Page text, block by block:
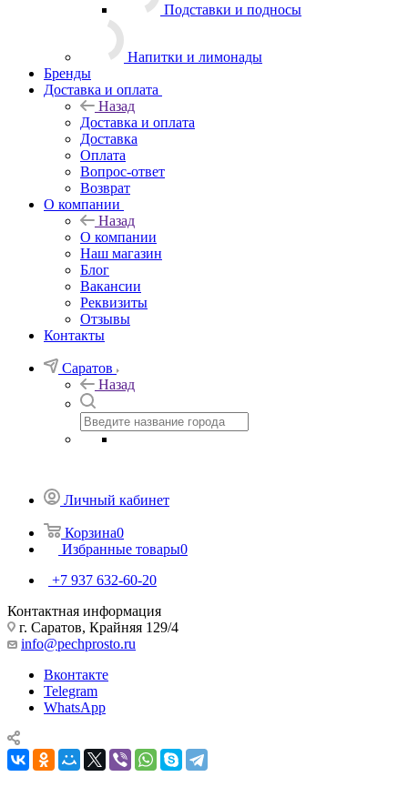
Подставки и подносы
Напитки и лимонады
Бренды
Доставка и оплата
Назад
Доставка и оплата
Доставка
Оплата
Вопрос-ответ
Возврат
О компании
Назад
О компании
Наш магазин
Блог
Вакансии
Реквизиты
Отзывы
Контакты
Саратов
Назад
Личный кабинет
Корзина0
Избранные товары0
+7 937 632-60-20
Контактная информация
г. Саратов, Крайняя 129/4
info@pechprosto.ru
Вконтакте
Telegram
WhatsApp